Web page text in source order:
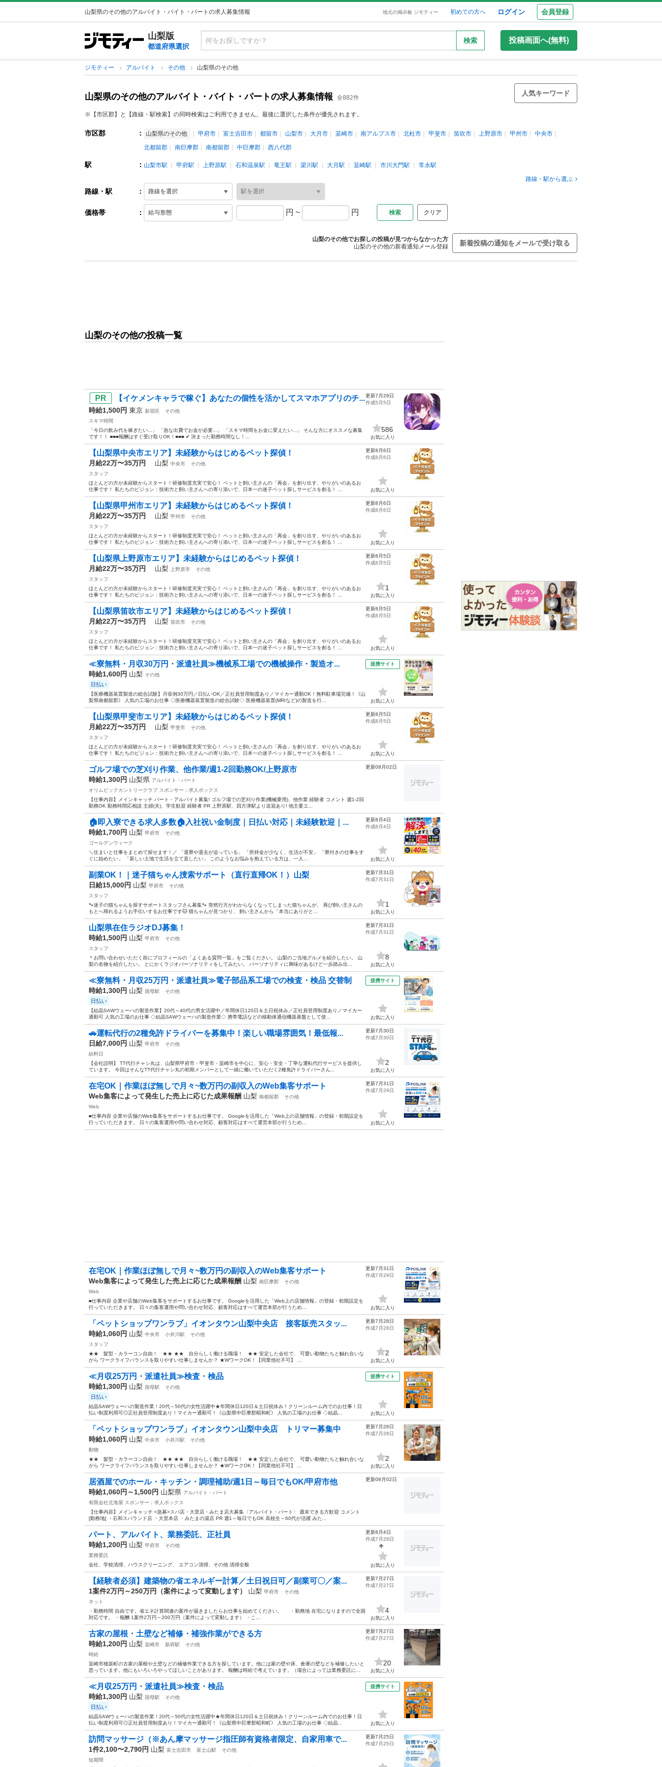
山梨県のその他のアルバイト・バイト・パートの求人募集情報 地元の掲示板 ジモティー 初めての方へ ログイン 会員登録
山梨版
都道府県選択
検索 投稿画面へ(無料)
ジモティー アルバイト その他 山梨県のその他
山梨県のその他のアルバイト・バイト・パートの求人募集情報 全882件
人気キーワード
※【市区郡】と【路線・駅検索】の同時検索はご利用できません。最後に選択した条件が優先されます。
市区郡 ： 山梨県のその他 甲府市 富士吉田市 都留市 山梨市 大月市 韮崎市 南アルプス市 北杜市 甲斐市 笛吹市 上野原市 甲州市
中央市
北都留郡
南巨摩郡 南都留郡 中巨摩郡 西八代郡
駅 ： 山梨市駅 甲府駅 上野原駅 石和温泉駅 竜王駅 梁川駅 大月駅 韮崎駅 市川大門駅
常永駅
路線・駅から選ぶ
路線・駅 ：
価格帯 ： 円 ~ 円 クリア
山梨のその他でお探しの投稿が見つからなかった方
山梨のその他の新着通知メール登録
新着投稿の通知をメールで受け取る
山梨のその他の投稿一覧
【イケメンキャラで稼ぐ】あなたの個性を活かしてスマホアプリのチ...
時給1,500円 東京 新宿区
その他
スキマ時間
「今日の飲み代を稼ぎたい...」 「急な出費でお金が必要...」 「スキマ時間をお金に変えたい...」 そんな方にオススメな募集
です！！ ■■■報酬はすぐ受け取りOK！■■■ ✔ 決まった勤務時間なし！...
更新7月29日
作成5月5日
586
お気に入り
【山梨県中央市エリア】未経験からはじめるペット探偵！
月給22万〜35万円 山梨 中央市
その他
スタッフ
ほとんどの方が未経験からスタート！研修制度充実で安心！ ペットと飼い主さんの「再会」を創り出す、やりがいのあるお
仕事です！ 私たちのビジョン：技術力と飼い主さんへの寄り添いで、日本一の迷子ペット探しサービスを創る！ ...
更新8月6日
作成8月6日
お気に入り
【山梨県甲州市エリア】未経験からはじめるペット探偵！
月給22万〜35万円 山梨 甲州市
その他
スタッフ
ほとんどの方が未経験からスタート！研修制度充実で安心！ ペットと飼い主さんの「再会」を創り出す、やりがいのあるお
仕事です！ 私たちのビジョン：技術力と飼い主さんへの寄り添いで、日本一の迷子ペット探しサービスを創る！ ...
更新8月6日
作成8月6日
お気に入り
【山梨県上野原市エリア】未経験からはじめるペット探偵！
月給22万〜35万円 山梨 上野原市
その他
スタッフ
ほとんどの方が未経験からスタート！研修制度充実で安心！ ペットと飼い主さんの「再会」を創り出す、やりがいのあるお
仕事です！ 私たちのビジョン：技術力と飼い主さんへの寄り添いで、日本一の迷子ペット探しサービスを創る！ ...
更新8月5日
作成8月5日
1
お気に入り
【山梨県笛吹市エリア】未経験からはじめるペット探偵！
月給22万〜35万円 山梨 笛吹市
その他
スタッフ
ほとんどの方が未経験からスタート！研修制度充実で安心！ ペットと飼い主さんの「再会」を創り出す、やりがいのあるお
仕事です！ 私たちのビジョン：技術力と飼い主さんへの寄り添いで、日本一の迷子ペット探しサービスを創る！ ...
更新8月5日
作成8月5日
お気に入り
≪寮無料・月収30万円・派遣社員≫機械系工場での機械操作・製造オ...
時給1,600円 山梨 その他
日払い
【医療機器装置製造の総合試験】月収例30万円／日払いOK／正社員登用制度あり／マイカー通勤OK！無料駐車場完備！《山
梨県南都留郡》 人気の工場のお仕事 ◇医療機器装置製造の総合試験◇ 医療機器装置(MRIなど)の製造を行...
提携サイト
お気に入り
【山梨県甲斐市エリア】未経験からはじめるペット探偵！
月給22万〜35万円 山梨 甲斐市
その他
スタッフ
ほとんどの方が未経験からスタート！研修制度充実で安心！ ペットと飼い主さんの「再会」を創り出す、やりがいのあるお
仕事です！ 私たちのビジョン：技術力と飼い主さんへの寄り添いで、日本一の迷子ペット探しサービスを創る！ ...
更新8月5日
作成8月5日
お気に入り
ゴルフ場での芝刈り作業、他作業/週1-2回勤務OK/上野原市
時給1,300円 山梨県 アルバイト・パート
オリムピックカントリークラブ スポンサー：求人ボックス
【仕事内容】メインキャッチ パート・アルバイト募集! ゴルフ場での芝刈り作業(機械乗用)、他作業 経験者 コメント 週1-2回
勤務OK 勤務時間応相談 主婦(夫)、学生歓迎 経験者 PR 上野原駅、四方津駅より送迎あり! 他主要エ...
更新08月02日
🏠即入寮できる求人多数🏠入社祝い金制度｜日払い対応｜未経験歓迎｜...
時給1,700円 山梨 甲府市
その他
ゴールデンウィーク
＼住まいと仕事をまとめて探せます！／ 「退寮や退去が迫っている」 「所持金が少なく、生活が不安」 「寮付きの仕事をす
ぐに始めたい」 「新しい土地で生活を立て直したい」 このようなお悩みを抱えている方は、一人...
更新8月4日
作成8月4日
お気に入り
副業OK！｜迷子猫ちゃん捜索サポート（直行直帰OK！）山梨
日給15,000円 山梨 甲府市
その他
スタッフ
🐾迷子の猫ちゃんを探すサポートスタッフさん募集🐾 突然行方がわからなくなってしまった猫ちゃんが、 再び飼い主さんの
もとへ帰れるようお手伝いするお仕事です🐱 猫ちゃんが見つかり、 飼い主さんから「本当にありがと...
更新7月31日
作成7月31日
1
お気に入り
山梨県在住ラジオDJ募集！
時給1,500円 山梨 甲府市
その他
スタッフ
＊お問い合わせいただく前にプロフィールの「よくある質問一覧」をご覧ください。 山梨のご当地グルメを紹介したい。 山
梨の名物を紹介したい。 とにかくラジオパーソナリティをしてみたい。 パーソナリティに興味があるけど一歩踏み出...
更新7月31日
作成7月31日
8
お気に入り
≪寮無料・月収25万円・派遣社員≫電子部品系工場での検査・検品 交替制
時給1,300円 山梨 国母駅 その他
日払い
【結晶SAWウェーハの製造作業】20代～40代の男女活躍中／年間休日120日＆土日祝休み／正社員登用制度あり／マイカー
通勤可 人気の工場のお仕事 ◇結晶SAWウェーハの製造作業◇ 携帯電話などの移動体通信機器基盤として使...
提携サイト
お気に入り
🚗運転代行の2種免許ドライバーを募集中！楽しい職場雰囲気！最低報...
日給7,000円 山梨 甲府市
その他
給料日
【会社説明】 TT代行チャシ丸は、山梨県甲府市・甲斐市・韮崎市を中心に、安心・安全・丁寧な運転代行サービスを提供し
ています。 今回はそんなTT代行チャシ丸の初期メンバーとして一緒に働いていただく2種免許ドライバーさん...
更新7月30日
作成7月30日
2
お気に入り
在宅OK｜作業ほぼ無しで月々~数万円の副収入のWeb集客サポート
Web集客によって発生した売上に応じた成果報酬 山梨 南都留郡
その他
Web
■仕事内容 企業や店舗のWeb集客をサポートするお仕事です。 Googleを活用した「Web上の店舗情報」の登録・初期設定を
行っていただきます。 日々の集客運用や問い合わせ対応、顧客対応はすべて運営本部が行うため...
更新7月31日
作成7月29日
お気に入り
在宅OK｜作業ほぼ無しで月々~数万円の副収入のWeb集客サポート
Web集客によって発生した売上に応じた成果報酬 山梨 南巨摩郡
その他
Web
■仕事内容 企業や店舗のWeb集客をサポートするお仕事です。 Googleを活用した「Web上の店舗情報」の登録・初期設定を
行っていただきます。 日々の集客運用や問い合わせ対応、顧客対応はすべて運営本部が行うため...
更新7月31日
作成7月29日
お気に入り
「ペットショップワンラブ」イオンタウン山梨中央店 接客販売スタッ...
時給1,060円 山梨 中央市 小井川駅
その他
スタッフ
★★ 髪型・カラーコン自由！ ★★ ★★ 自分らしく働ける職場！ ★★ 安定した会社で、 可愛い動物たちと触れ合いな
がら ワークライフバランスを取りやすい仕事しませんか？ ★WワークOK！【同業他社不可】 ...
更新7月28日
作成7月28日
2
お気に入り
≪月収25万円・派遣社員≫検査・検品
時給1,300円 山梨 国母駅 その他
日払い
結晶SAWウェーハの製造作業！20代～50代の女性活躍中★年間休日120日＆土日祝休み！クリーンルーム内でのお仕事！日
払い制度利用可◎正社員登用制度あり！マイカー通勤可！《山梨県中巨摩郡昭和町》 人気の工場のお仕事 ◇結晶...
提携サイト
お気に入り
「ペットショップワンラブ」イオンタウン山梨中央店 トリマー募集中
時給1,060円 山梨 中央市 小井川駅
その他
動物
★★ 髪型・カラーコン自由！ ★★ ★★ 自分らしく働ける職場！ ★★ 安定した会社で、 可愛い動物たちと触れ合いな
がら ワークライフバランスを取りやすい仕事しませんか？ ★WワークOK！【同業他社不可】 ...
更新7月28日
作成7月28日
2
お気に入り
居酒屋でのホール・キッチン・調理補助/週1日～毎日でもOK/甲府市他
時給1,060円～1,500円 山梨県 アルバイト・パート
有限会社北海屋 スポンサー：求人ボックス
【仕事内容】メインキャッチ <急募>スパ店・大里店・みたま店大募集〈アルバイト・パート〉 週末できる方歓迎 コメント
[勤務地] ・石和スパランド店 ・大里本店 ・みたまの湯店 PR 週1～毎日でもOK 高校生～60代が活躍 みた...
更新08月02日
パート、アルバイト、業務委託、正社員
時給1,200円 山梨 甲府市
その他
業務委託
会社、学校清掃、ハウスクリーニング、 エアコン清掃、その他 清掃全般
更新8月4日
作成7月28日
お気に入り
【経験者必須】建築物の省エネルギー計算／土日祝日可／副業可〇／案...
1案件2万円～250万円（案件によって変動します） 山梨 甲府市
その他
ネット
・勤務時間 自由です。省エネ計算関連の案件が届きましたらお仕事を始めてください。 ・勤務地 在宅になりますので全国
対応です。 ・報酬 1案件2万円～200万円（案件によって変動します） ・こ...
更新7月27日
作成7月27日
4
お気に入り
古家の屋根・土壁など補修・補強作業ができる方
時給1,200円 山梨 韮崎市 新府駅
その他
時給
韮崎市穂坂町の古家の屋根や土壁などの補修作業できる方を探しています。他には家の壁や床、倉庫の壁などを補修したいと
思っています。他にもいろいろやってほしいことがあります。 報酬は時給で考えています。（場合によっては業務委託に...
更新7月27日
作成7月27日
20
お気に入り
≪月収25万円・派遣社員≫検査・検品
時給1,300円 山梨 国母駅 その他
日払い
結晶SAWウェーハの製造作業！20代～50代の女性活躍中★年間休日120日＆土日祝休み！クリーンルーム内でのお仕事！日
払い制度利用可◎正社員登用制度あり！マイカー通勤可！《山梨県中巨摩郡昭和町》 人気の工場のお仕事 ◇結晶...
提携サイト
お気に入り
訪問マッサージ（※あん摩マッサージ指圧師有資格者限定、自家用車で...
1件2,100〜2,790円 山梨 富士吉田市 富士山駅
その他
短期間
更新7月25日
作成7月25日